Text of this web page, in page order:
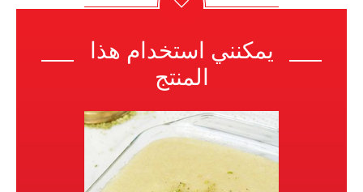
يمكنني استخدام هذا
المنتج